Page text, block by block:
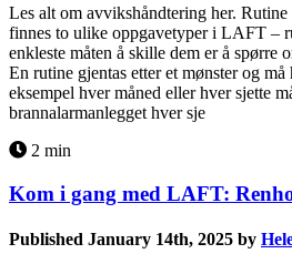
Les alt om avvikshåndtering her.
finnes to ulike oppgavetyper i LAFT –
enkleste måten å skille dem er å spørre
En rutine gjentas etter et mønster og
eksempel hver måned eller hver sjette
brannalarmanlegget hver sje
2 min
Kom i gang med LAFT:
Published January 14th, 2025 by